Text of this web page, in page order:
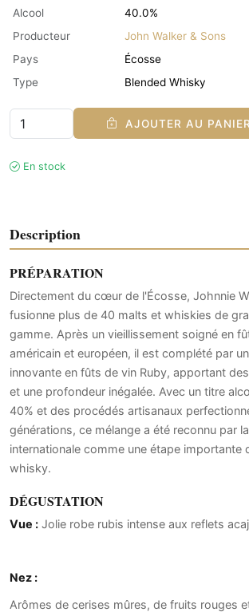
Alcool
40.0%
Producteur
John Walker & Sons
Pays
Écosse
Type
Blended Whisky
AJOUTER AU PANIER
En stock
Description
PRÉPARATION
Directement du cœur de l'Écosse, Johnnie
fusionne plus de 40 malts et whiskies de
gamme. Après un vieillissement soigné en
américain et européen, il est complété par
innovante en fûts de vin Ruby, apportant
et une profondeur inégalée. Avec un titre
40% et des procédés artisanaux
générations, ce mélange a été reconnu par
internationale comme une étape importante
whisky.
DÉGUSTATION
Vue : Jolie robe rubis intense aux reflets
Nez :
Arômes de cerises mûres, de fruits rouges